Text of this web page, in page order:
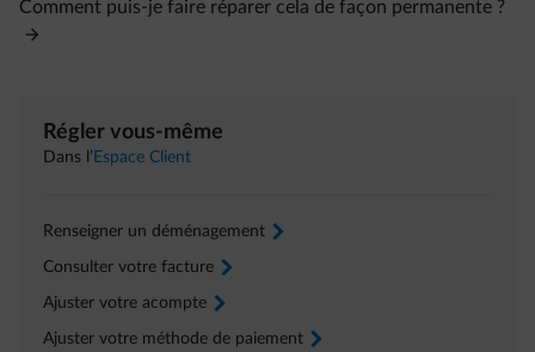
Comment puis-je faire réparer cela de façon permanente ?
Régler vous-même
Dans l’ Espace Client
Renseigner un déménagement arrow-right
Consulter votre facture arrow-right
Ajuster votre acompte arrow-right
Ajuster votre méthode de paiement arrow-right